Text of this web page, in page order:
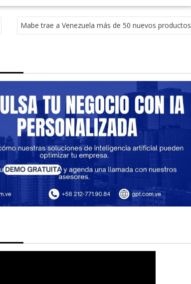
Mabe trae a Venezuela más de 50 nuevos productos